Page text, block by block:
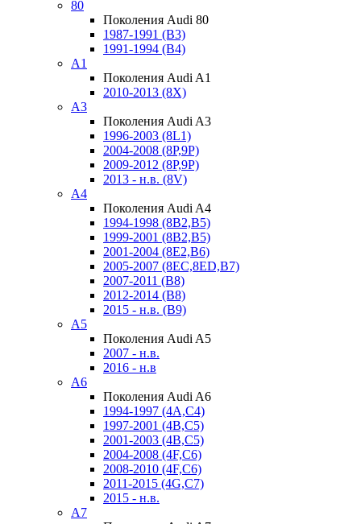
80
Поколения Audi 80
1987-1991 (B3)
1991-1994 (B4)
A1
Поколения Audi A1
2010-2013 (8X)
A3
Поколения Audi A3
1996-2003 (8L1)
2004-2008 (8P,9P)
2009-2012 (8P,9P)
2013 - н.в. (8V)
A4
Поколения Audi A4
1994-1998 (8B2,B5)
1999-2001 (8B2,B5)
2001-2004 (8E2,B6)
2005-2007 (8EC,8ED,B7)
2007-2011 (B8)
2012-2014 (B8)
2015 - н.в. (B9)
A5
Поколения Audi A5
2007 - н.в.
2016 - н.в
A6
Поколения Audi A6
1994-1997 (4A,C4)
1997-2001 (4B,C5)
2001-2003 (4B,C5)
2004-2008 (4F,C6)
2008-2010 (4F,C6)
2011-2015 (4G,C7)
2015 - н.в.
A7